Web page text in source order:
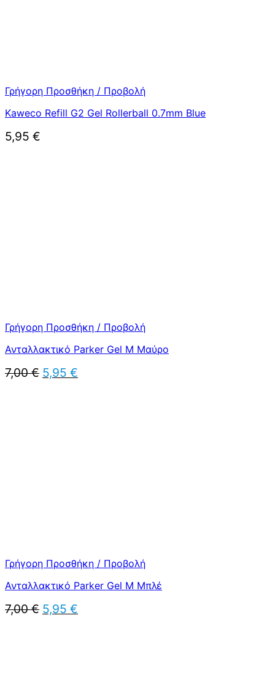
Γρήγορη Προσθήκη / Προβολή
Kaweco Refill G2 Gel Rollerball 0.7mm Blue
5,95 €
Γρήγορη Προσθήκη / Προβολή
Ανταλλακτικό Parker Gel Μ Μαύρο
7,00€ Original
price
5,95 €
Γρήγορη Προσθήκη / Προβολή
Ανταλλακτικό Parker Gel Μ Μπλέ
7,00€ Original
price
5,95 €